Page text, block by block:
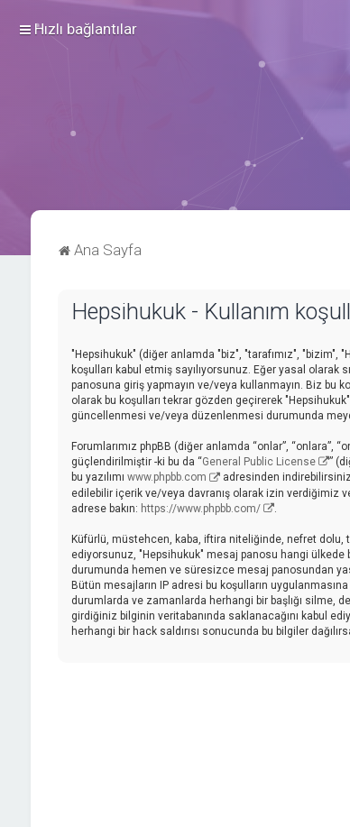
Hızlı bağlantılar
Ana Sayfa
Hepsihukuk - Kullanım
"Hepsihukuk" (diğer anlamda "biz", "tarafımız", "bizim",
koşulları kabul etmiş sayılıyorsunuz. Eğer yasal
panosuna giriş yapmayın ve/veya kullanmayın. Biz bu
olarak bu koşulları tekrar gözden geçirerek
güncellenmesi ve/veya düzenlenmesi durumunda
Forumlarımız phpBB (diğer anlamda “onlar”, “onlara”,
güçlendirilmiştir -ki bu da “General Public License
”
bu yazılımı www.phpbb.com
adresinden indirebilirsiniz.
edilebilir içerik ve/veya davranış olarak izin verdiğimiz
adrese bakın: https://www.phpbb.com/ .
Küfürlü, müstehcen, kaba, iftira niteliğinde, nefret dolu,
ediyorsunuz, "Hepsihukuk" mesaj panosu hangi ülkede
durumunda hemen ve süresizce mesaj panosundan
Bütün mesajların IP adresi bu koşulların
durumlarda ve zamanlarda herhangi bir başlığı silme,
girdiğiniz bilginin veritabanında saklanacağını kabul
herhangi bir hack saldırısı sonucunda bu bilgiler